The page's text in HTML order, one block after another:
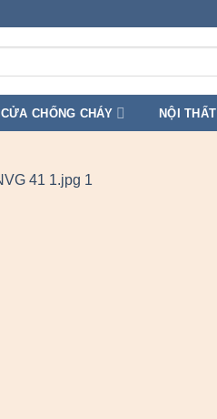
CỬA CHỐNG CHÁY NỘI THẤT